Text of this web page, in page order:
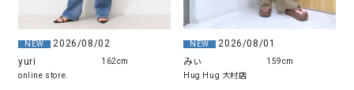
NEW
2026/08/02
yuri
online store.
162cm
NEW
2026/08/01
みぃ
Hug Hug 大村店
159cm